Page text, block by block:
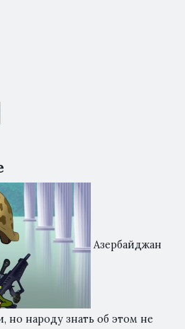
Азербайджан
но народу знать об этом не